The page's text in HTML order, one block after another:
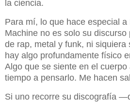
la ciencia.
Para mí, lo que hace especial a
Machine no es solo su
de rap, metal y funk, ni siquiera
hay algo profundamente físico
Algo que se siente en el
tiempo a pensarlo. Me hacen
Si uno recorre su discografía